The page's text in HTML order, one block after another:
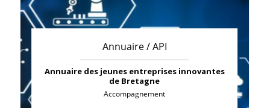
Annuaire / API
Annuaire des jeunes entreprises innovantes
de Bretagne
Accompagnement